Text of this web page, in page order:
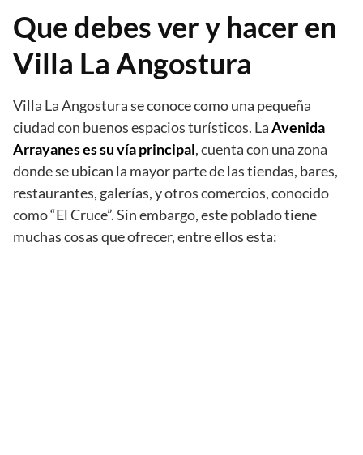
Que debes ver y hacer en
Villa La Angostura
Villa La Angostura se conoce como una pequeña
ciudad con buenos espacios turísticos. LaAvenida
Arrayanes es su vía principal, cuenta con una zona
donde se ubican la mayor parte de las tiendas, bares,
restaurantes, galerías, y otros comercios, conocido
como “El Cruce”. Sin embargo, este poblado tiene
muchas cosas que ofrecer, entre ellos esta: